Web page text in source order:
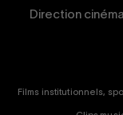
Direction
Films institutionnels,